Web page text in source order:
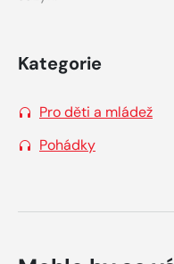
Kategorie
Pro děti a mládež
Pohádky